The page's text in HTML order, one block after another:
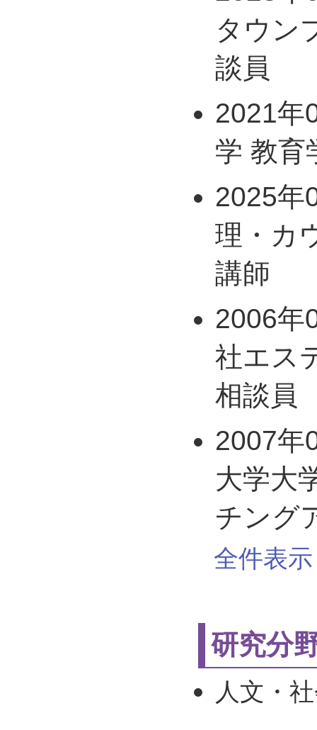
タウン
談員
2021年
学 教育
2025年
理・カ
講師
2006年
社エス
相談員
2007年
大学大
チング
全件表
研究分
人文・